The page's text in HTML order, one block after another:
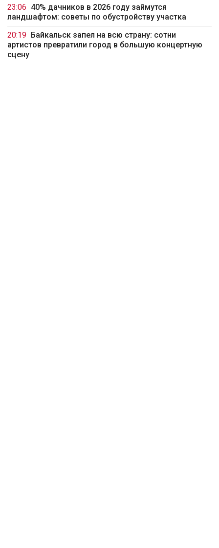
23:06 40% дачников в 2026 году займутся
ландшафтом: советы по обустройству участка
20:19
Байкальск запел на всю страну: сотни
артистов превратили город в большую концертную
сцену